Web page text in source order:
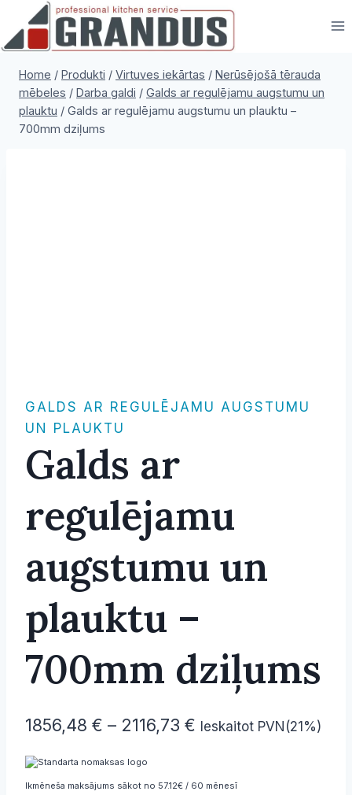
content
Home / Produkti / Virtuves iekārtas / Nerūsējošā tērauda
mēbeles / Darba galdi / Galds ar regulējamu augstumu un
plauktu / Galds ar regulējamu augstumu un plauktu –
700mm dziļums
GALDS AR REGULĒJAMU AUGSTUMU
UN PLAUKTU
Galds ar
regulējamu
augstumu un
plauktu –
700mm dziļums
1856,48 € – 2116,73 € Price
1856,48 €
Ieskaitot PVN(21%)
Ikmēneša maksājums sākot no 57.12€ / 60 mēnesī